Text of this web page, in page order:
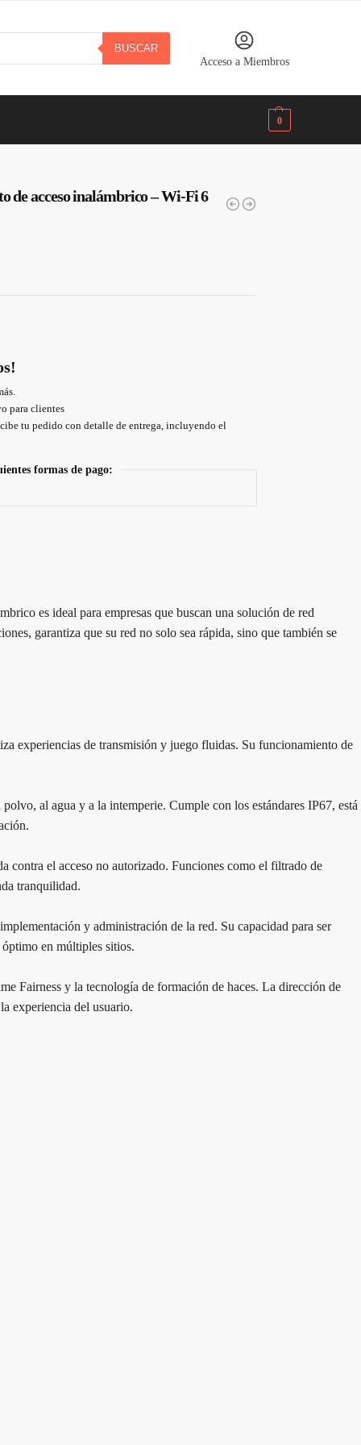
BUSCAR
Acceso a Miembros
0
de acceso inalámbrico – Wi-Fi 6
para clientes
tu pedido con detalle de entrega, incluyendo el
formas de pago:
es ideal para empresas que buscan una solución de red
garantiza que su red no solo sea rápida, sino que también se
experiencias de transmisión y juego fluidas. Su funcionamiento de
al agua y a la intemperie. Cumple con los estándares IP67, está
contra el acceso no autorizado. Funciones como el filtrado de
tranquilidad.
y administración de la red. Su capacidad para ser
en múltiples sitios.
Fairness y la tecnología de formación de haces. La dirección de
experiencia del usuario.